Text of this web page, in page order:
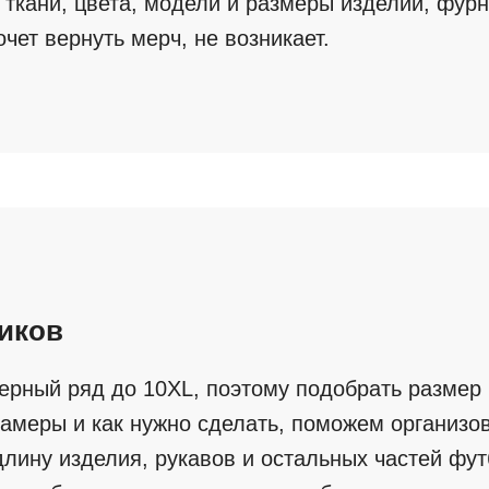
вернуть мерч, не возникает.
ряд до 10XL, поэтому подобрать
и как нужно сделать, поможем
изделия, рукавов и остальных частей